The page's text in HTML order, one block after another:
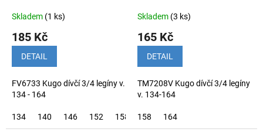
Skladem (1 ks)
185 Kč
DETAIL
FV6733 Kugo dívčí 3/4 legíny v.
134 - 164
134 140 146 152 158 164
Skladem (3 ks)
165 Kč
DETAIL
TM7208V Kugo dívčí 3/4 legíny
v. 134-164
158 164